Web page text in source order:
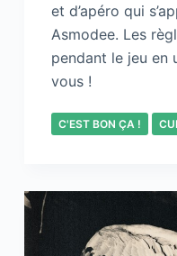
et d’apéro qui
Asmodee. Les
pendant le jeu en
vous !
C'EST BON ÇA !